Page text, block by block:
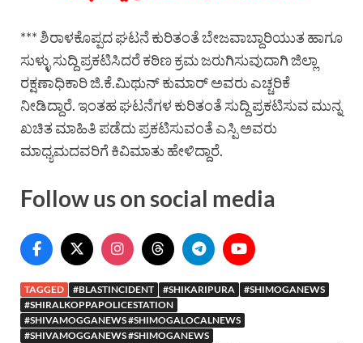
*** ಶಿರಾಳಕೊಪ್ಪದ ಘಟನೆ ಕುರಿತಂತೆ ಬೇಜವಾಬ್ದಾರಿಯುತ ಹಾಗೂ
ಸುಳ್ಳು ಸುದ್ದಿ ಪ್ರಕಟಿಸಿದರೆ ಕಠಿಣ ಕ್ರಮ ಜರುಗಿಸುವುದಾಗಿ ಜಿಲ್ಲಾ
ರಕ್ಷಣಾಧಿಕಾರಿ ಜಿ.ಕೆ.ಮಿಥುನ್ ಕುಮಾರ್ ಅವರು ಎಚ್ಚರಿಕೆ
ನೀಡಿದ್ದಾರೆ. ಇಂತಹ ಘಟನೆಗಳ ಕುರಿತಂತೆ ಸುದ್ದಿ ಪ್ರಕಟಿಸುವ ಮುನ್ನ
ಖಚಿತ ಮಾಹಿತಿ ಪಡೆದು ಪ್ರಕಟಿಸುವಂತೆ ಎಸ್ಪಿ ಅವರು
ಮಾಧ್ಯಮದವರಿಗೆ ಕಿವಿಮಾತು ಹೇಳಿದ್ದಾರೆ.
Follow us on social media
TAGGED #BLASTINCIDENT #SHIKARIPURA
#SHIMOGANEWS
#SHIRALKOPPAPOLICESTATION
#SHIVAMOGGANEWS #SHIMOGALOCALNEWS
#SHIVAMOGGANEWS #SHIMOGANEWS